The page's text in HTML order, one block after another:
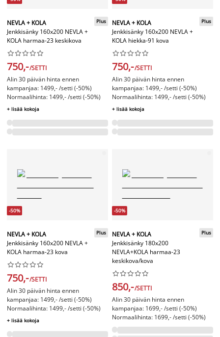
NEVLA + KOLA
Jenkkisänky 160x200 NEVLA +
KOLA harmaa-23 keskikova
Plus






750,-/SETTI
Alin 30 päivän hinta ennen
kampanjaa: 1499,- /setti (-50%)
Normaalihinta: 1499,- /setti (-50%)
+ lisää kokoja
NEVLA + KOLA
Jenkkisänky 160x200 NEVLA +
KOLA hiekka-91 kova
Plus






750,-/SETTI
Alin 30 päivän hinta ennen
kampanjaa: 1499,- /setti (-50%)
Normaalihinta: 1499,- /setti (-50%)
+ lisää kokoja
-50%
NEVLA + KOLA
Jenkkisänky 160x200 NEVLA +
KOLA harmaa-23 kova
Plus






750,-/SETTI
Alin 30 päivän hinta ennen
kampanjaa: 1499,- /setti (-50%)
Normaalihinta: 1499,- /setti (-50%)
+ lisää kokoja
-50%
NEVLA + KOLA
Jenkkisänky 180x200
NEVLA+KOLA harmaa-23
keskikova/kova
Plus






850,-/SETTI
Alin 30 päivän hinta ennen
kampanjaa: 1699,- /setti (-50%)
Normaalihinta: 1699,- /setti (-50%)